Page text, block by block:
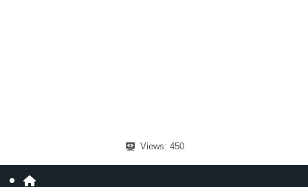
Views: 450